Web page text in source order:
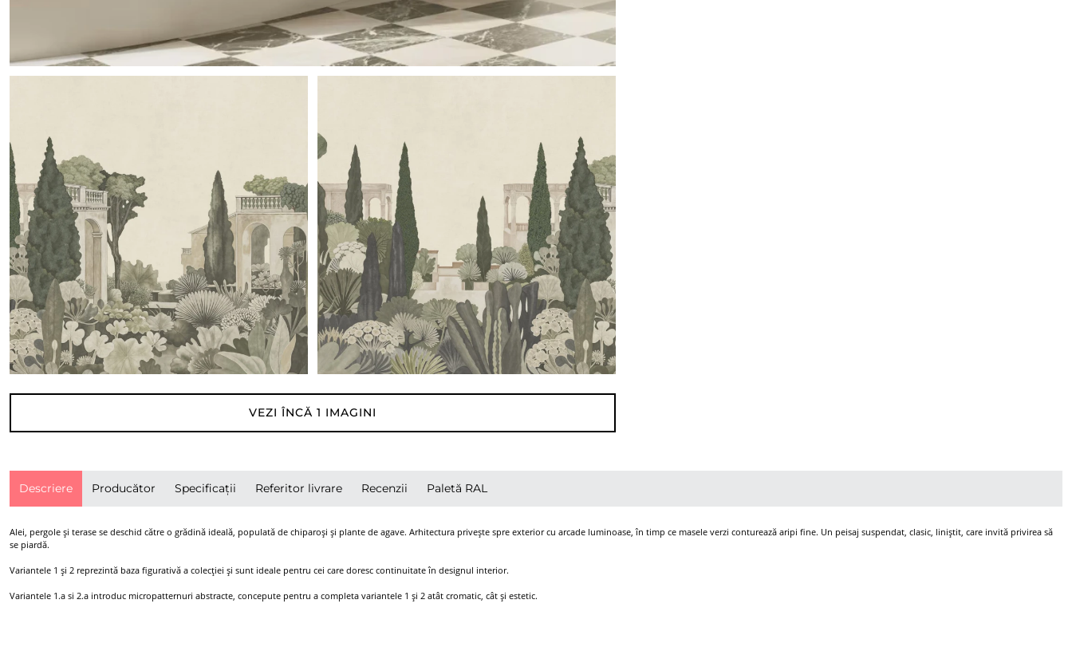
VEZI ÎNCĂ 1 IMAGINI
Descriere Producător Specificații Referitor livrare Recenzii Paletă RAL
Alei, pergole și terase se deschid către o grădină ideală, populată de chiparoși și plante de agave. Arhitectura privește spre exterior cu arcade luminoase, în timp ce masele verzi conturează aripi fine. Un peisaj suspendat, clasic, liniștit, care invită privirea să
se piardă.
Variantele 1 și 2 reprezintă baza figurativă a colecției și sunt ideale pentru cei care doresc continuitate în designul interior.
Variantele 1.a si 2.a introduc micropatternuri abstracte, concepute pentru a completa variantele 1 și 2 atât cromatic, cât și estetic.